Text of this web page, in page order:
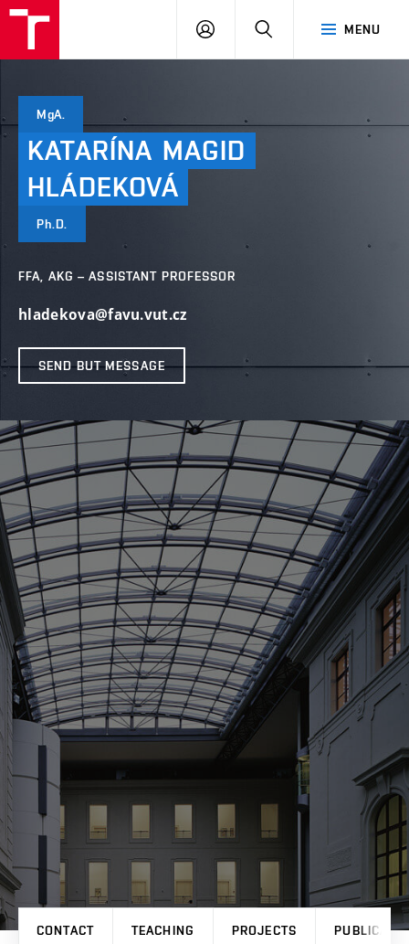
MENU
LOG
SEARCH
MgA.
KATARÍNA MAGID
HLÁDEKOVÁ
Ph.D.
FFA, AKG – ASSISTANT PROFESSOR
hladekova@favu.vut.cz
SEND BUT MESSAGE
CONTACT TEACHING PROJECTS